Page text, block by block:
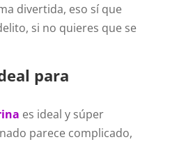
divertida, eso sí que
si no quieres que se
para
es ideal y súper
parece complicado,